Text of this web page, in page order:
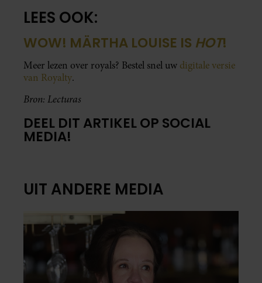
LEES OOK:
WOW! MÄRTHA LOUISE IS HOT!
Meer lezen over royals? Bestel snel uw digitale versie
van Royalty.
Bron: Lecturas
DEEL DIT ARTIKEL OP SOCIAL
MEDIA!
UIT ANDERE MEDIA